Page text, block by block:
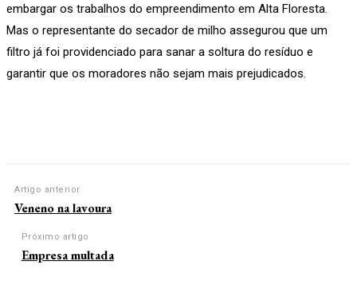
embargar os trabalhos do empreendimento em Alta Floresta.
Mas o representante do secador de milho assegurou que um
filtro já foi providenciado para sanar a soltura do resíduo e
garantir que os moradores não sejam mais prejudicados.
Artigo anterior
Veneno na lavoura
Próximo artigo
Empresa multada